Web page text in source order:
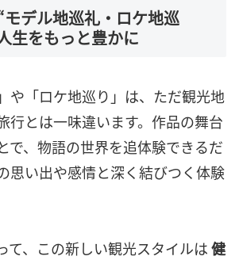
デル地巡礼・ロケ地巡
生をもっと豊かに
や「ロケ地巡り」は、ただ観光地
行とは一味違います。作品の舞台
で、物語の世界を追体験できるだ
思い出や感情と深く結びつく体験
て、この新しい観光スタイルは健